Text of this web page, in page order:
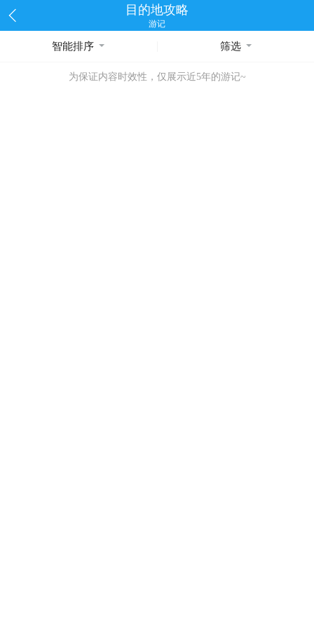
目的地攻略
游记
智能排序 筛选
为保证内容时效性，仅展示近5年的游记~